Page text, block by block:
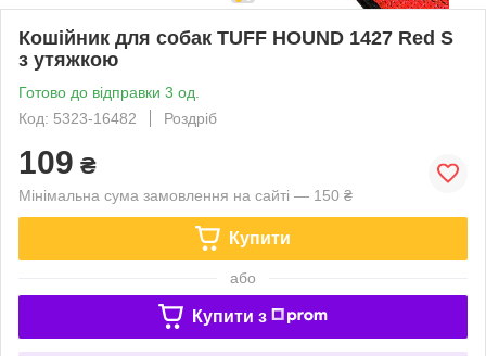
Кошійник для собак TUFF HOUND 1427 Red S
з утяжкою
Готово до відправки 3 од.
Код: 5323-16482
Роздріб
109 ₴
Мінімальна сума замовлення на сайті — 150 ₴
Купити
або
Купити з